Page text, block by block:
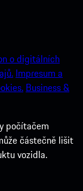
o digitálních
Impresum a
Business &
počítačem
částečně lišit
vozidla.